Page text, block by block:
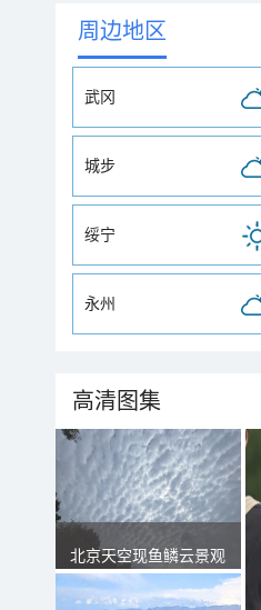
周边地区
武冈
城步
绥宁
永州
高清图集
北京天空现鱼鳞云景观